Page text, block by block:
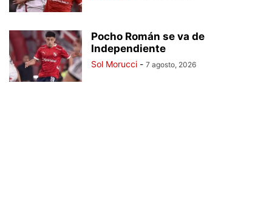
Pocho Román se va de
Independiente
Sol Morucci - 7 agosto, 2026